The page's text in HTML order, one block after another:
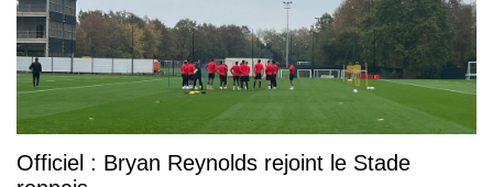
Officiel : Bryan Reynolds rejoint le Stade